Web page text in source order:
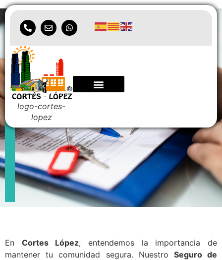
logo-cortes-
lopez
Seguro de
En Cortes López, entendemos la importancia de
mantener tu comunidad segura. Nuestro Seguro de